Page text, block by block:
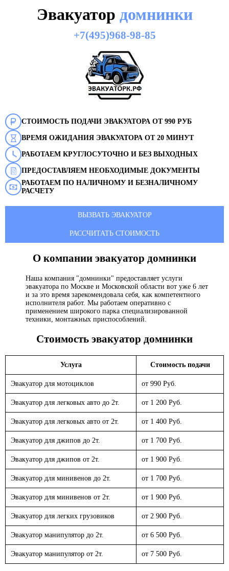
Эвакуатор домнинки
+7(495)968-98-85
СТОИМОСТЬ ПОДАЧИ ЭВАКУАТОРА ОТ 990 РУБ
ВРЕМЯ ОЖИДАНИЯ ЭВАКУАТОРА ОТ 20 МИНУТ
РАБОТАЕМ КРУГЛОСУТОЧНО И БЕЗ ВЫХОДНЫХ
ПРЕДОСТАВЛЯЕМ НЕОБХОДИМЫЕ ДОКУМЕНТЫ
РАБОТАЕМ ПО НАЛИЧНОМУ И БЕЗНАЛИЧНОМУ
РАСЧЕТУ
ВЫЗВАТЬ ЭВАКУАТОР
РАССЧИТАТЬ СТОИМОСТЬ
О компании эвакуатор домнинки
Наша компания "домнинки" предоставляет услуги
эвакуатора по Москве и Московской области вот уже 6 лет
и за это время зарекомендовала себя, как компетентного
исполнителя работ. Мы работаем оперативно с
применением широкого парка специализированной
техники, монтажных приспособлений.
Стоимость эвакуатор домнинки
Услуга Стоимость подачи
Эвакуатор для мотоциклов от 990 Руб.
Эвакуатор для легковых авто до 2т. от 1 200 Руб.
Эвакуатор для легковых авто от 2т. от 1 400 Руб.
Эвакуатор для джипов до 2т. от 1 700 Руб.
Эвакуатор для джипов от 2т. от 1 900 Руб.
Эвакуатор для минивенов до 2т. от 1 700 Руб.
Эвакуатор для минивенов от 2т. от 1 900 Руб.
Эвакуатор для легких грузовиков от 2 900 Руб.
Эвакуатор манипулятор до 2т. от 6 500 Руб.
Эвакуатор манипулятор от 2т. от 7 500 Руб.